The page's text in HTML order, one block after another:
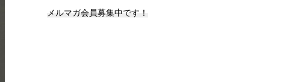
メルマガ会員募集中です！